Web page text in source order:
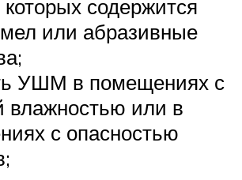
которых содержится
или абразивные
УШМ в помещениях с
влажностью или в
с опасностью